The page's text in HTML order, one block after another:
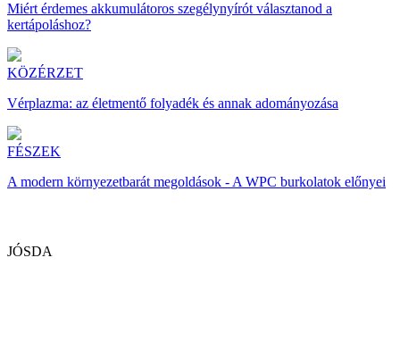
Miért érdemes akkumulátoros szegélynyírót választanod a
kertápoláshoz?
KÖZÉRZET
Vérplazma: az életmentő folyadék és annak adományozása
FÉSZEK
A modern környezetbarát megoldások - A WPC burkolatok előnyei
JÓSDA